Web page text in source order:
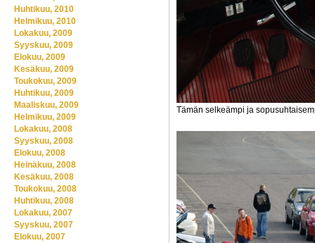
Tämän selkeämpi ja
Huhtikuu, 2010
Helmikuu, 2010
Lokakuu, 2009
Syyskuu, 2009
Elokuu, 2009
Kesäkuu, 2009
Toukokuu, 2009
Huhtikuu, 2009
Maaliskuu, 2009
Helmikuu, 2009
Lokakuu, 2008
Syyskuu, 2008
Elokuu, 2008
Heinäkuu, 2008
Kesäkuu, 2008
Toukokuu, 2008
Huhtikuu, 2008
Lokakuu, 2007
Syyskuu, 2007
Elokuu, 2007